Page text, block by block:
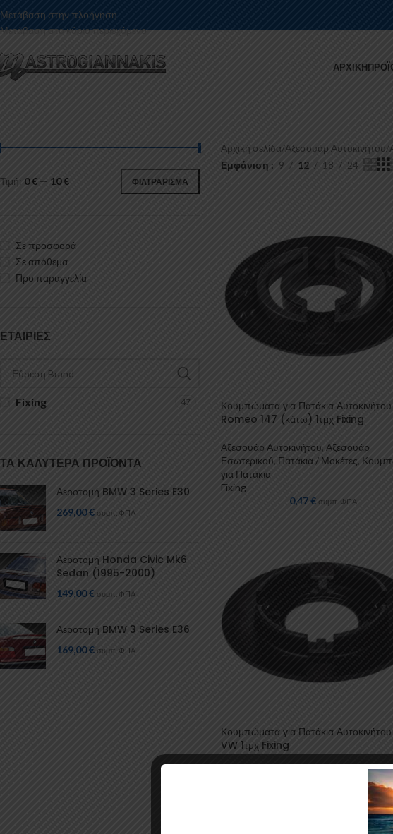
Μετάβαση στην πλοήγηση
Μετάβαση στο κύριο περιεχόμενο
ΑΡΧΙΚΉ
ΦΙΛΤΡΆΡΙΣΜΑ
Τιμή: 0 € — 10 €
Σε προσφορά
Σε απόθεμα
Προ παραγγελία
ΕΤΑΙΡΊΕΣ
Fixing 47
ΤΑ ΚΑΛΎΤΕΡΑ ΠΡΟΪΌΝΤΑ
Αεροτομή BMW 3 Series E30
269,00€ συμπ. ΦΠΑ
Αεροτομή Honda Civic Mk6
Sedan (1995-2000)
149,00€ συμπ. ΦΠΑ
Αεροτομή BMW 3 Series E36
169,00€ συμπ. ΦΠΑ
Αρχική σελίδα/Αξεσουάρ Αυτοκινήτου/
Εμφάνιση
9 12 18 24
Κουμπώματα για Πατάκια
Romeo 147 (κάτω) 1τμχ Fixing
Αξεσουάρ Αυτοκινήτου, Αξεσουάρ
Εσωτερικού, Πατάκια / Μοκέτες,
για Πατάκια
Fixing
0,47€ συμπ. ΦΠΑ
Κουμπώματα για Πατάκια
VW 1τμχ Fixing
Αξεσουάρ